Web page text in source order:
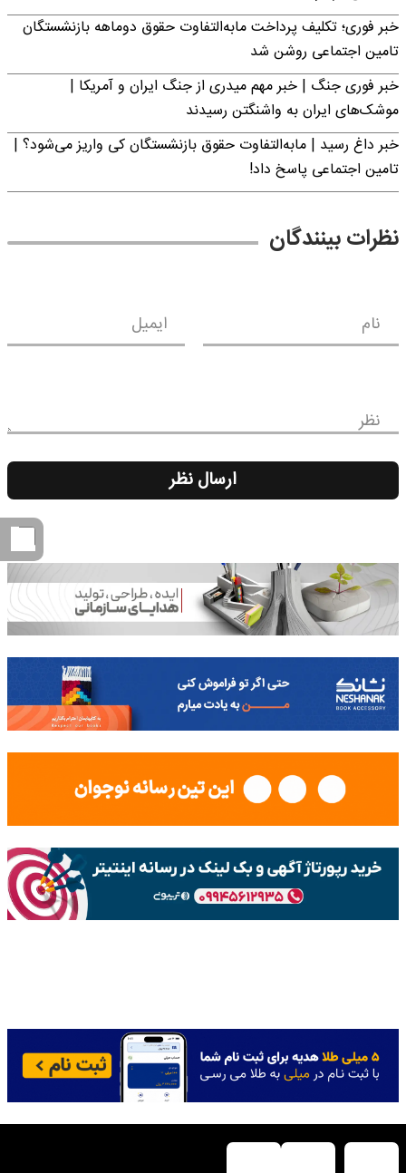
خبر فوری؛ تکلیف پرداخت مابه‌التفاوت حقوق دوماهه بازنشستگان
تامین اجتماعی روشن شد
خبر فوری جنگ | خبر مهم میدری از جنگ ایران و آمریکا |
موشک‌های ایران به واشنگتن رسیدند
خبر داغ رسید | مابه‌التفاوت حقوق بازنشستگان کی واریز می‌شود؟ |
تامین اجتماعی پاسخ داد!
نظرات بینندگان
نام ایمیل
نظر
ارسال نظر